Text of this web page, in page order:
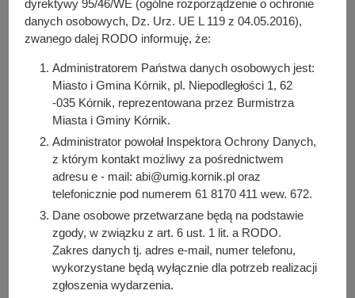
Do pobrania
PDF-Rb-Z kwartalne sprawozdanie o stanie zobowiązań
według tytułów dłużnych oraz poręczeń i gwarancji za IV
kw. 2017 r. (102.87 KB)
Liczba pobrań: 0
Osoba odpowiedzialna za treść:
Katarzyna Szamałek
Osoba odpowiedzialna za publikację:
Bartosz Przybylski
Data wytworzenia:
2023-10-23 08:11:32
dyrektywy 95/46/WE (ogólne rozporządzenie o ochronie
danych osobowych, Dz. Urz. UE L 119 z 04.05.2016),
zwanego dalej RODO informuję, że:
Administratorem Państwa danych osobowych jest:
Miasto i Gmina Kórnik, pl. Niepodległości 1, 62
-035 Kórnik, reprezentowana przez Burmistrza
Miasta i Gminy Kórnik.
Administrator powołał Inspektora Ochrony Danych,
z którym kontakt możliwy za pośrednictwem
adresu e - mail: abi@umig.kornik.pl oraz
telefonicznie pod numerem 61 8170 411 wew. 672.
Dane osobowe przetwarzane będą na podstawie
zgody, w związku z art. 6 ust. 1 lit. a RODO.
Zakres danych tj. adres e-mail, numer telefonu,
wykorzystane będą wyłącznie dla potrzeb realizacji
zgłoszenia wydarzenia.